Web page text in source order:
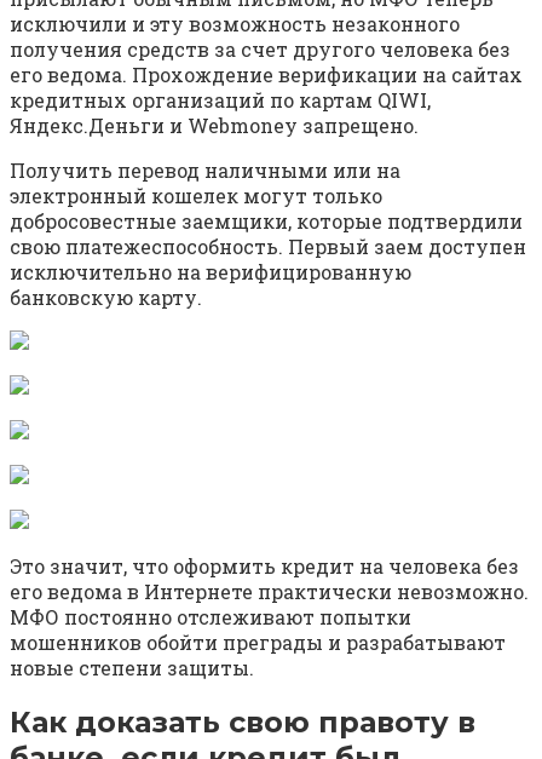
исключили и эту возможность незаконного
получения средств за счет другого человека без
его ведома. Прохождение верификации на сайтах
кредитных организаций по картам QIWI,
Яндекс.Деньги и Webmoney запрещено.
Получить перевод наличными или на
электронный кошелек могут только
добросовестные заемщики, которые подтвердили
свою платежеспособность. Первый заем доступен
исключительно на верифицированную
банковскую карту.
Это значит, что оформить кредит на человека без
его ведома в Интернете практически невозможно.
МФО постоянно отслеживают попытки
мошенников обойти преграды и разрабатывают
новые степени защиты.
Как доказать свою правоту в